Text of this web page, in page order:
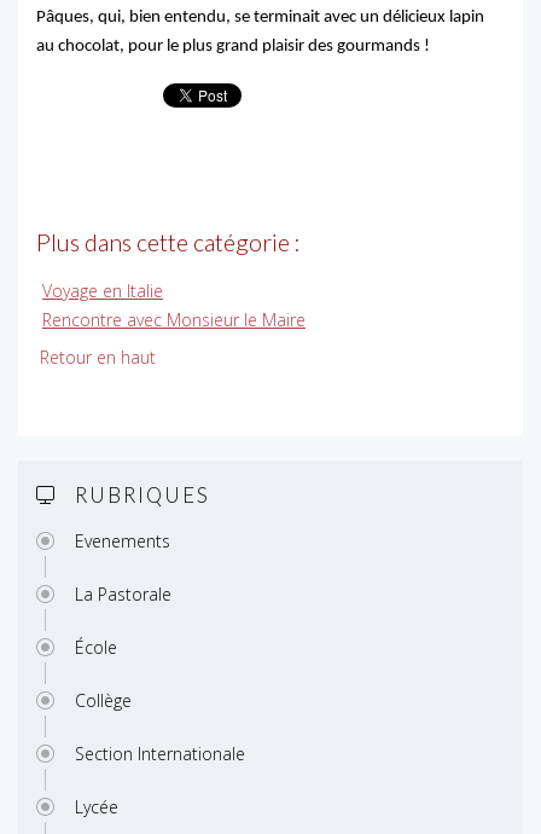
Pâques, qui, bien entendu, se terminait avec un délicieux lapin
au chocolat, pour le plus grand plaisir des gourmands !
Plus dans cette catégorie :
Voyage en Italie
Rencontre avec Monsieur le Maire
Retour en haut
RUBRIQUES
Evenements
La Pastorale
École
Collège
Section Internationale
Lycée